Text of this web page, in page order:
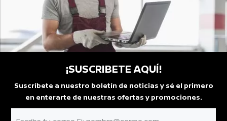
¡SUSCRIBETE AQUÍ!
Suscríbete a nuestro boletín de noticias y sé el primero
en enterarte de nuestras ofertas y promociones.